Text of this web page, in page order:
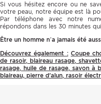
Si vous hésitez encore ou ne
votre peau, notre équipe est là
Par téléphone avec notre
répondons dans les 30 minutes
Être un homme n’a jamais été
Découvrez également : Coupe
de rasoir, blaireau rasage,
rasage, huile de rasage,savon à
blaireau, pierre d'alun, rasoir